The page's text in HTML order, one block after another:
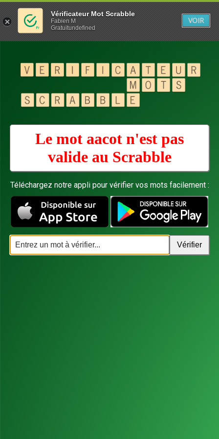
Le mot aacot n'est pas
valide au Scrabble
Téléchargez notre appli pour vérifier vos mots facilement :
Vérificateur Mot Scrabble
Fabien M
Gratuitundefined
VOIR